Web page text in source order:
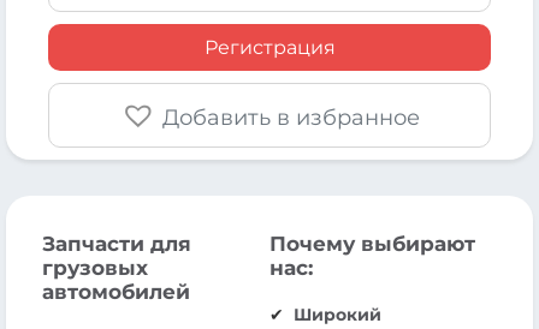
Регистрация
Добавить в избранное
Запчасти для
грузовых
автомобилей
Почему выбирают
нас:
Широкий